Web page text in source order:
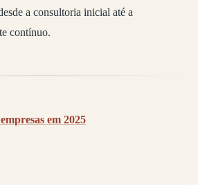
a consultoria inicial até a
contínuo.
em 2025